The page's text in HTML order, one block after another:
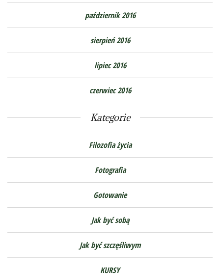
październik 2016
sierpień 2016
lipiec 2016
czerwiec 2016
Kategorie
Filozofia życia
Fotografia
Gotowanie
Jak być sobą
Jak być szczęśliwym
KURSY